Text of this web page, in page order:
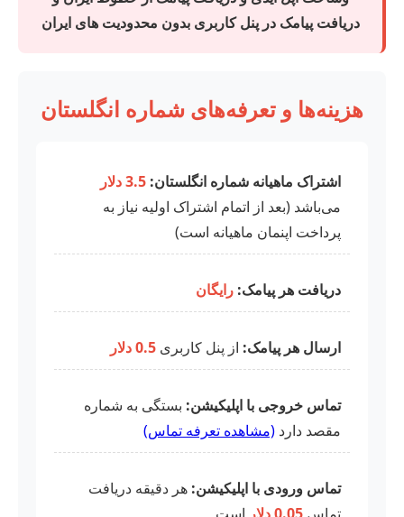
دریافت پیامک در پنل کاربری بدون محدودیت های ایران
هزینه‌ها و تعرفه‌های شماره انگلستان
اشتراک ماهیانه شماره انگلستان: 3.5 دلار
می‌باشد (بعد از اتمام اشتراک اولیه نیاز به
پرداخت اپنمان ماهیانه است)
دریافت هر پیامک: رایگان
ارسال هر پیامک: از پنل کاربری 0.5 دلار
تماس خروجی با اپلیکیشن: بستگی به شماره
مقصد دارد (مشاهده تعرفه تماس)
تماس ورودی با اپلیکیشن: هر دقیقه دریافت